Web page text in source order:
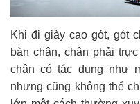
Khi đi giày cao gót, gót
bàn chân, chân phải
chân có tác dụng như
nhưng cũng không thể